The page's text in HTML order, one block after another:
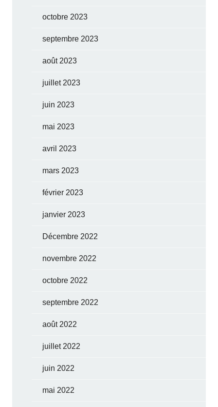
octobre 2023
septembre 2023
août 2023
juillet 2023
juin 2023
mai 2023
avril 2023
mars 2023
février 2023
janvier 2023
Décembre 2022
novembre 2022
octobre 2022
septembre 2022
août 2022
juillet 2022
juin 2022
mai 2022